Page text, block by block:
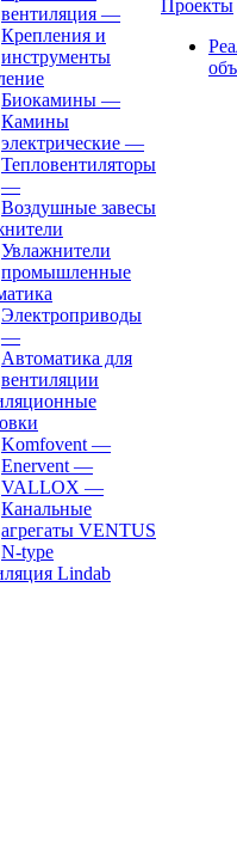
вентиляция —
Крепления и
инструменты
Биокамины —
Камины
электрические —
Тепловентиляторы
—
Воздушные завесы
Увлажнители
промышленные
Электроприводы
—
Автоматика для
вентиляции
Komfovent —
Enervent —
VALLOX —
Канальные
агрегаты VENTUS
N-type
Lindab
Проекты